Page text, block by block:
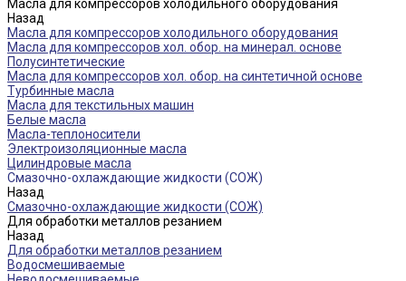
Масла для компрессоров холодильного оборудования
Назад
Масла для компрессоров холодильного оборудования
Масла для компрессоров хол. обор. на минерал. основе
Полусинтетические
Масла для компрессоров хол. обор. на синтетичной основе
Турбинные масла
Масла для текстильных машин
Белые масла
Масла-теплоносители
Электроизоляционные масла
Цилиндровые масла
Смазочно-охлаждающие жидкости (СОЖ)
Назад
Смазочно-охлаждающие жидкости (СОЖ)
Для обработки металлов резанием
Назад
Для обработки металлов резанием
Водосмешиваемые